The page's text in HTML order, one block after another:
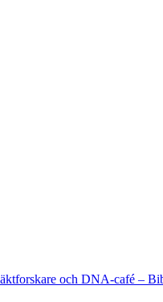
och DNA-café –